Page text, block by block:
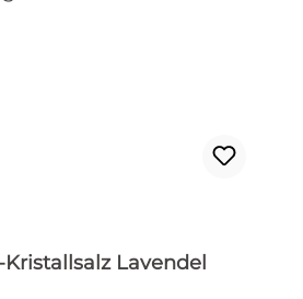
Lavendel